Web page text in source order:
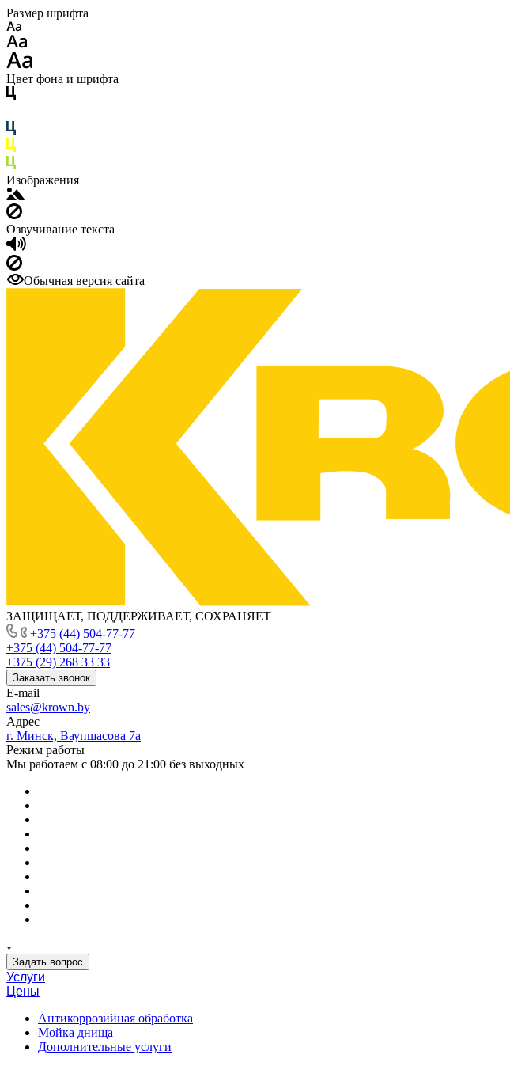
Размер шрифта
Цвет фона и шрифта
Изображения
Озвучивание текста
Обычная версия сайта
ЗАЩИЩАЕТ, ПОДДЕРЖИВАЕТ, СОХРАНЯЕТ
+375 (44) 504-77-77
+375 (44) 504-77-77
+375 (29) 268 33 33
Заказать звонок
E-mail
sales@krown.by
Адрес
г. Минск, Ваупшасова 7а
Режим работы
Мы работаем с 08:00 до 21:00 без выходных
Задать вопрос
Услуги
Цены
Антикоррозийная обработка
Мойка днища
Дополнительные услуги